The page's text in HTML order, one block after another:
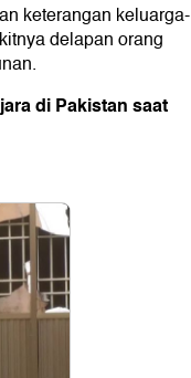
keterangan keluarga-
delapan orang
di Pakistan saat